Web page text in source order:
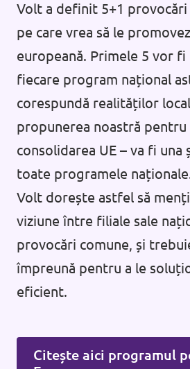
Volt a definit 5+1
pe care vrea să le
europeană. Primele 5 vor fi
fiecare program național
corespundă realităților
propunerea noastră
consolidarea UE – va fi una
toate programele
Volt dorește astfel să
viziune între filiale sale
provocări comune, și
împreună pentru a le
eficient.
Citește aici programul